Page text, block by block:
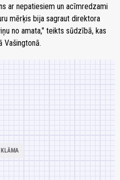
ar nepatiesiem un acīmredzami
mērķis bija sagraut direktora
no amata," teikts sūdzībā, kas
Vašingtonā.